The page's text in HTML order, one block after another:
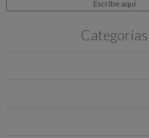
Categorías